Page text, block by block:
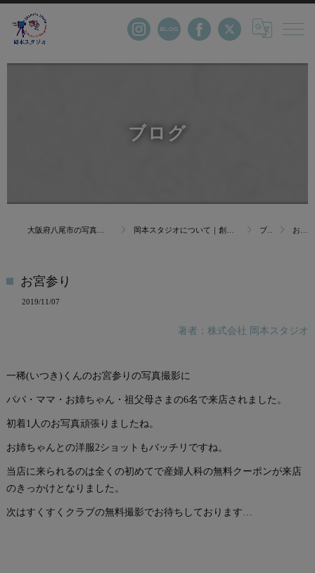
ブログ
岡本スタジオについて｜創業123年 大阪府八尾市の写真館 ブログ お宮参り
お宮参り
2019/11/07
著者：株式会社 岡本スタジオ
一稀(いつき)くんのお宮参りの写真撮影に
パパ・ママ・お姉ちゃん・祖父母さまの6名で来店されました。
初着1人のお写真頑張りましたね。
お姉ちゃんとの洋服2ショットもバッチリですね。
当店に来られるのは全くの初めてで産婦人科の無料クーポンが来店
のきっかけとなりました。
次はすくすくクラブの無料撮影でお待ちしております…